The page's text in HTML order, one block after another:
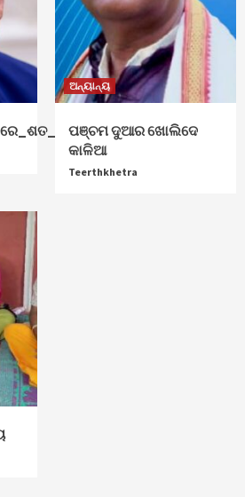
ଅନ୍ୟାନ୍ୟ
ପଞ୍ଚମ ଦୁଆର ଖୋଲିଦେ
କାଳିଆ
Teerthkhetra